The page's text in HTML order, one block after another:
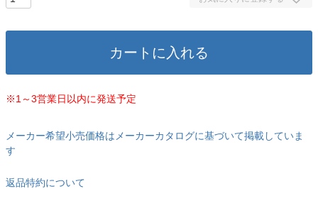
カートに入れる
※1～3営業日以内に発送予定
メーカー希望小売価格はメーカーカタログに基づいて掲載していま
す
返品特約について